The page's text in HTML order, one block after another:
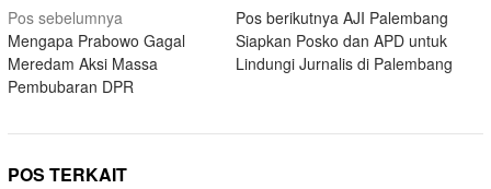
Navigasi
pos
Pos sebelumnya
Mengapa Prabowo Gagal
Meredam Aksi Massa
Pembubaran DPR
Pos berikutnya AJI Palembang
Siapkan Posko dan APD untuk
Lindungi Jurnalis di Palembang
POS TERKAIT